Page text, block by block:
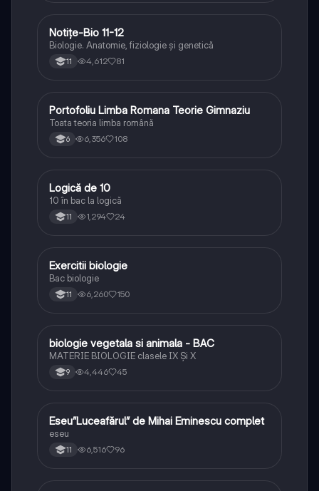
Biologie
Notițe-Bio 11-12
Biologie. Anatomie, fiziologie și genetică
11 4,612 81
Limba și literatura română
Portofoliu Limba Romana Teorie Gimnaziu
Toata teoria limba română
6 6,356 108
Logică
Logică de 10
10 în bac la logică
11 1,294 24
Biologie
Exercitii biologie
Bac biologie
11 6,260 150
Biologie
biologie vegetala si animala - BAC
MATERIE BIOLOGIE clasele IX Şi X
9 4,446 45
Limba și literatura română
Eseu”Luceafărul” de Mihai Eminescu complet
eseu
11 6,516 96